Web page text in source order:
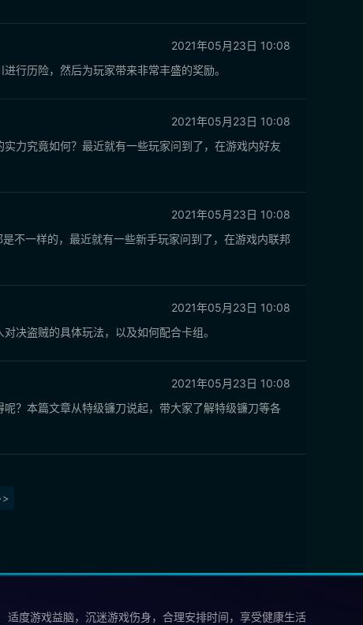
2021年05月23日 10:08
行历险，然后为玩家带来非常丰盛的奖励。
2021年05月23日 10:08
力究竟如何？最近就有一些玩家问到了，在游戏内好友
2021年05月23日 10:08
不一样的，最近就有一些新手玩家问到了，在游戏内联邦
2021年05月23日 10:08
决盗贼的具体玩法，以及如何配合卡组。
2021年05月23日 10:08
？本篇文章从特级镰刀说起，带大家了解特级镰刀等各
度游戏益脑，沉迷游戏伤身，合理安排时间，享受健康生活